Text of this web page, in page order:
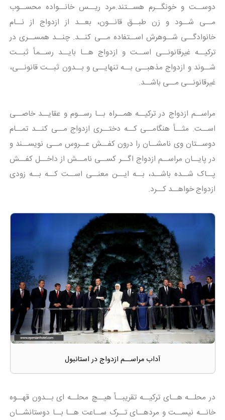
دوســت و خونگــرم هســتند.مرد ریــس خانــواده محســوب
مــی شــود و زن طبــق قانــون، بعــد از ازدواج از نــام
خانوادگــی شــوهرش اســتفاده مــی کنــد. چنــد همســری در
ترکیــه غیرقانونــی اســت و ازدواج هــا بایــد رســمأ ثبــت
شــوند و ازدواج مذهبــی بــه تنهایــی و بــدون ثبــت قانونــی،
غیرقانونــی مــی باشــد.
مراســم ازدواج در ترکیــه همــراه بــا رســوم و عقایــد خاصــی
اســت. مثــأ هنگامــی کــه دختــری ازدواج مــی کنــد تمــام
دوســتان وی نامشــان را درون کفــش عــروس مــی نویســند و
در پایــان مراســم ازدواج اگــر کســی نامــش از داخــل کفــش
پــاک شــده باشــد، بــه ایــن معنــی اســت کــه بــه زودی
ازدواج خواهــد کــرد.
آداب مراســم ازدواج در استانبول
در محلــه هــای ترکیــه تقریبــأ هیــچ محلــه ای بــدون قهــوه
خانــه نیســت و مردهــای تــرک ســاعت هــا بــا دوستانشــان